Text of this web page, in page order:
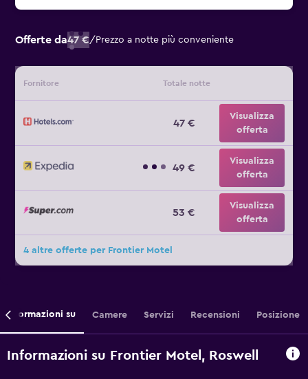
Offerte da47 €/ Prezzo a notte più conveniente
Fornitore Totale notte
47 €
Visualizza
offerta
49 €
Visualizza
offerta
53 €
Visualizza
offerta
4 altre offerte per Frontier Motel
Informazioni su Camere Servizi Recensioni Posizione
Informazioni su Frontier Motel, Roswell